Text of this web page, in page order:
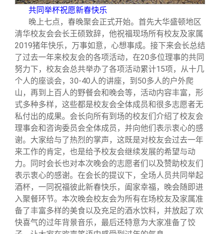
共同举杯祝愿新春快乐
晚上七点，春晚聚会正式开始。首先大华盛顿地区
清华校友会会长王硕致辞，他祝福现场所有校友及家属
2019猪年快乐，万事如意，心想事成。接下来会长总结
了过去一年来校友会的各项活动，在20多位理事的共同
努力下，校友会总共举办了各项活动累计15项，从十几
个人的座谈会，30-40人的讲座，到50多人的户外爬
山，再到上百人的野餐会和晚会等，活动内容丰富，形
式多种多样，这些都是校友会全体成员和很多志愿者无
私付出的成果。会长向所有到场的校友们介绍了校友会
理事会和咨询委员会全体成员，并向他们表示衷心的感
谢。大家给与了热烈的掌声，这既是对校友会过去一年
来工作的肯定，也是给予校友会继续发展的希望与动
力。同时会长也对本次晚会的志愿者们以及赞助校友们
表示衷心的感谢。在会长的提议下，全场人员共同举起
酒杯，一同祝福彼此新春快乐，阖家幸福，晚会随即进
入聚餐环节。本次晚会校友会为所有在场校友及家属准
备了丰富多样的美食以及充足的酒水饮料，并放起了欢
快喜气的过年背景音乐，最后还特意为大家准备了饺